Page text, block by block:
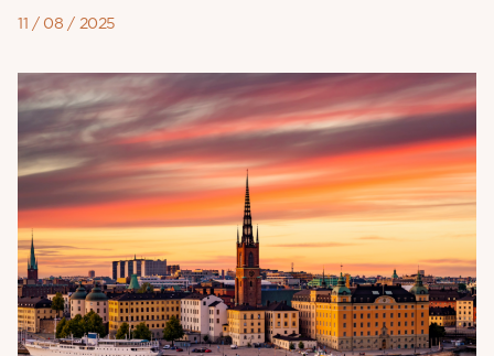
11 / 08 / 2025